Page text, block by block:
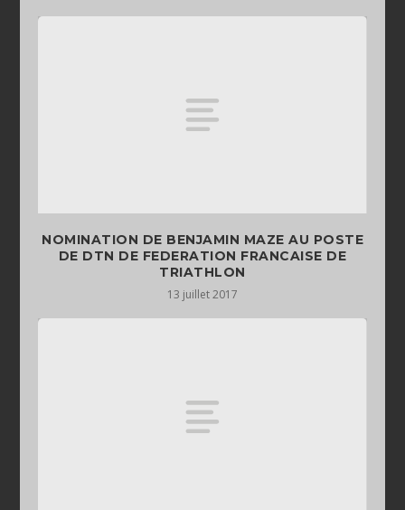
NOMINATION DE BENJAMIN MAZE AU POSTE
DE DTN DE FEDERATION FRANCAISE DE
TRIATHLON
13 juillet 2017